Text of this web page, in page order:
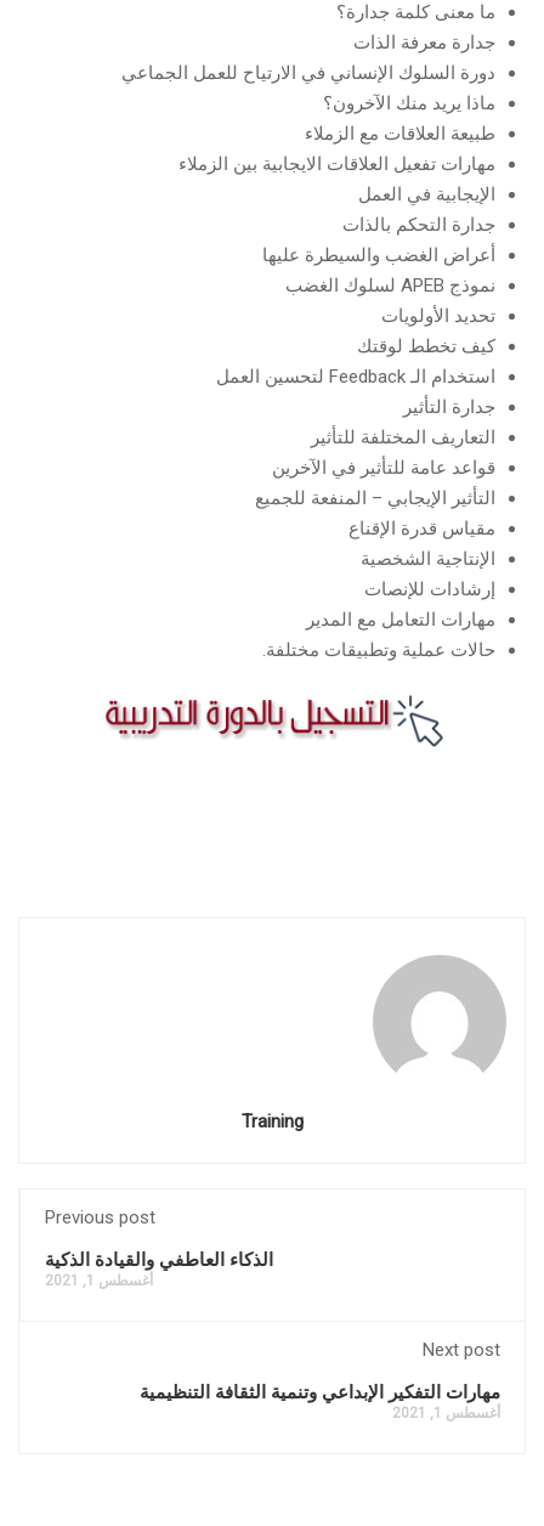
ما معنى كلمة جدارة؟
جدارة معرفة الذات
دورة السلوك الإنساني في الارتياح للعمل الجماعي
ماذا يريد منك الآخرون؟
طبيعة العلاقات مع الزملاء
مهارات تفعيل العلاقات الايجابية بين الزملاء
الإيجابية في العمل
جدارة التحكم بالذات
أعراض الغضب والسيطرة عليها
نموذج APEB لسلوك الغضب
تحديد الأولويات
كيف تخطط لوقتك
استخدام الـ Feedback لتحسين العمل
جدارة التأثير
التعاريف المختلفة للتأثير
قواعد عامة للتأثير في الآخرين
التأثير الإيجابي – المنفعة للجميع
مقياس قدرة الإقناع
الإنتاجية الشخصية
إرشادات للإنصات
مهارات التعامل مع المدير
حالات عملية وتطبيقات مختلفة.
Training
Previous post
الذكاء العاطفي والقيادة الذكية
أغسطس 1, 2021
Next post
مهارات التفكير الإبداعي وتنمية الثقافة التنظيمية
أغسطس 1, 2021